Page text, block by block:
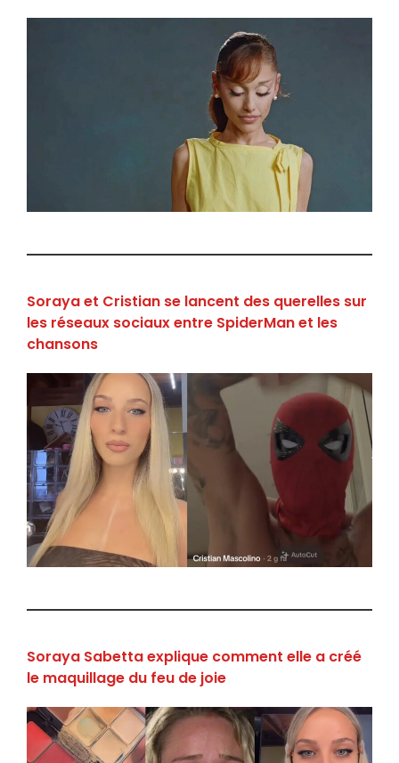
Soraya et Cristian se lancent des querelles sur
les réseaux sociaux entre SpiderMan et les
chansons
Soraya Sabetta explique comment elle a créé
le maquillage du feu de joie